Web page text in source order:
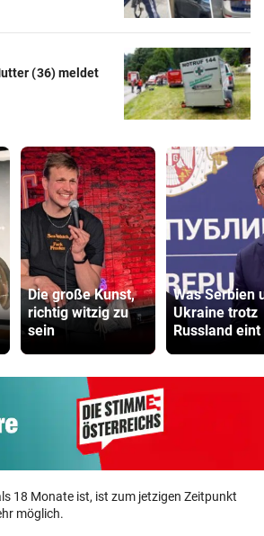
(36) meldet
Die große Kunst,
richtig witzig zu
sein
Was Serbien
Ukraine trotz
Russland eint
18 Monate ist, ist zum jetzigen Zeitpunkt
möglich.